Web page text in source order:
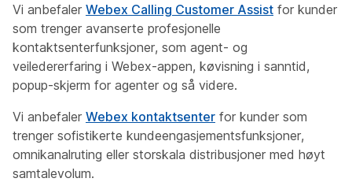
Vi anbefaler Webex Calling Customer Assist for kunder
som trenger avanserte profesjonelle
kontaktsenterfunksjoner, som agent- og
veiledererfaring i Webex-appen, køvisning i sanntid,
popup-skjerm for agenter og så videre.
Vi anbefaler Webex kontaktsenter for kunder som
trenger sofistikerte kundeengasjementsfunksjoner,
omnikanalruting eller storskala distribusjoner med høyt
samtalevolum.